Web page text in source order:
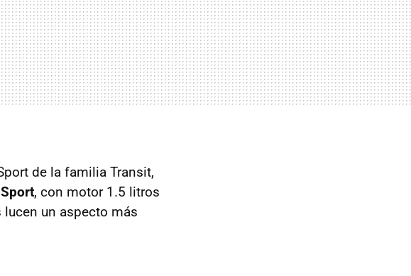
de la familia Transit,
, con motor 1.5 litros
un aspecto más